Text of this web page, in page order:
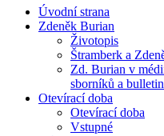
Úvodní strana
Zdeněk Burian
Životopis
Štramberk a
Zd. Burian v
sborníků a
Otevírací doba
Otevírací doba
Vstupné